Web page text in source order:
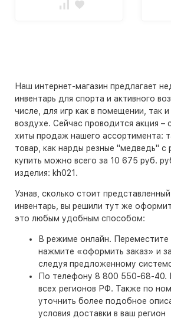
Наш интернет-магазин предлагает
инвентарь для спорта и активного
числе, для игр как в помещении, так
воздухе. Сейчас проводится акция –
хиты продаж нашего ассортимента:
товар, как нарды резные "медведь" с
купить можно всего за 10 675 руб.
изделия: kh021.
Узнав, сколько стоит
инвентарь, вы решили тут же
это любым удобным способом:
В режиме онлайн. Переместите
нажмите «оформить заказ» и
следуя предложенному
По телефону 8 800 550-68-40.
всех регионов РФ. Также по
уточнить более подобное
условия доставки в ваш регион